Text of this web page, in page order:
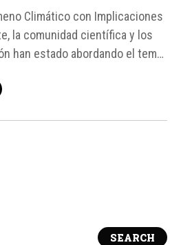
Climático con Implicaciones
la comunidad científica y los
han estado abordando el tema
algunos reportes, acabó
SEARCH